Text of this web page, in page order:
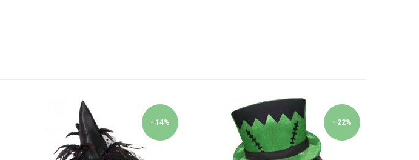
- 14% - 22%